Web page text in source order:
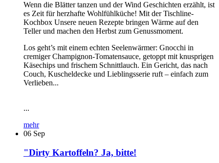
Wenn die Blätter tanzen und der Wind Geschichten erzählt, ist
es Zeit für herzhafte Wohlfühlküche! Mit der Tischline-
Kochbox Unsere neuen Rezepte bringen Wärme auf den
Teller und machen den Herbst zum Genussmoment.
Los geht’s mit einem echten Seelenwärmer: Gnocchi in
cremiger Champignon-Tomatensauce, getoppt mit knusprigen
Käsechips und frischem Schnittlauch. Ein Gericht, das nach
Couch, Kuscheldecke und Lieblingsserie ruft – einfach zum
Verlieben...
...
mehr
06 Sep
"Dirty Kartoffeln? Ja, bitte!